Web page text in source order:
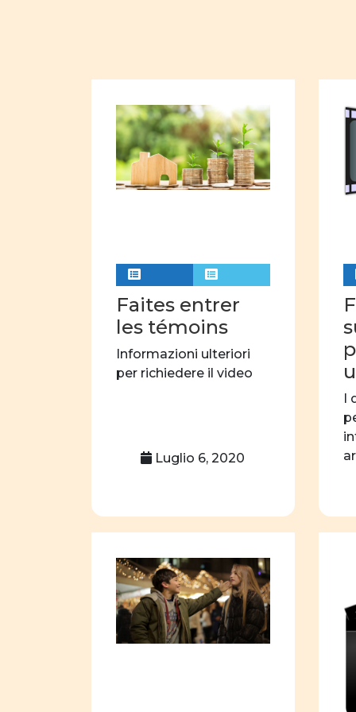
Faites entrer
les témoins
Informazioni ulteriori
per richiedere il video
Luglio 6, 2020
I